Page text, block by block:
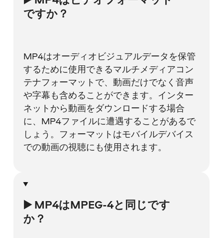
ですか？
MP4はオーディオビジュアルデータを保管
するために使用できるマルチメディアコン
テナフォーマットで、動画だけでなく音声
や字幕も含めることができます。インター
ネットから動画をダウンロードする場合
に、MP4ファイルに遭遇することがあるで
しょう。フォーマットはモバイルデバイス
での動画の視聴にも使用されます。
▶️ MP4はMPEG-4と同じです
か？